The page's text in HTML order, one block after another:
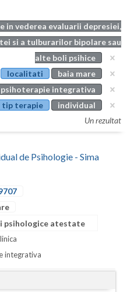
in vederea evaluarii depresiei,
si a tulburarilor bipolare sau
alte boli psihice
localitati
baia mare
psihoterapie integrativa
tip terapie
individual
Un rezultat
de Psihologie - Sima
psihologice atestate
integrativa